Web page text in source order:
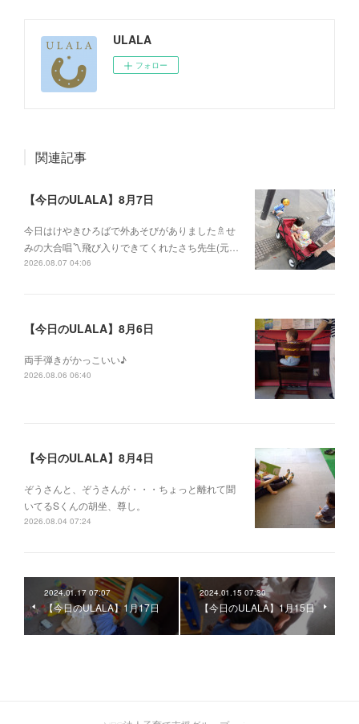
ULALA
フォロー
関連記事
【今日のULALA】8月7日
今日はけやきひろばで外あそびがありました🚿せ
みの大合唱〽飛び入りできてくれたさち先生(元…
2026.08.07 04:06
【今日のULALA】8月6日
両手弾きがかっこいい♪
2026.08.06 06:40
【今日のULALA】8月4日
ぞうさんと、ぞうさんが・・・ちょっと離れて聞
いてるSくんの胡坐、尊し。
2026.08.04 07:24
2024.01.17 07:07
【今日のULALA】1月17日
2024.01.15 07:30
【今日のULALA】1月15日